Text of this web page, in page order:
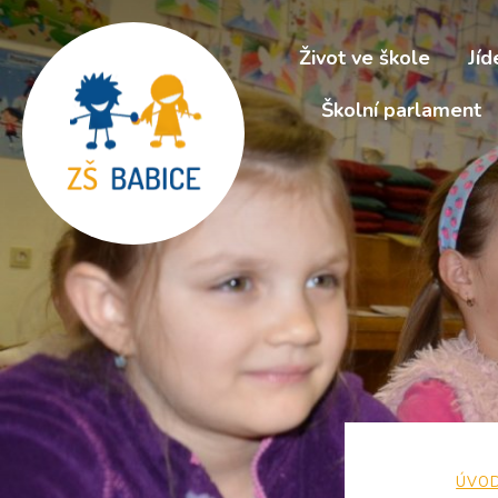
Život ve škole
Školní parlament